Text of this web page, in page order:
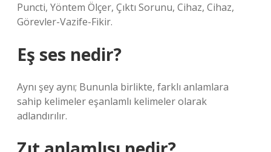
Puncti, Yöntem Ölçer, Çıktı Sorunu, Cihaz, Cihaz,
Görevler-Vazife-Fikir.
Eş ses nedir?
Aynı şey aynı; Bununla birlikte, farklı anlamlara
sahip kelimeler eşanlamlı kelimeler olarak
adlandırılır.